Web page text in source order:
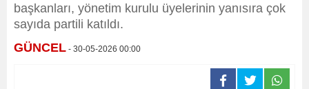
başkanları, yönetim kurulu üyelerinin yanısıra çok
sayıda partili katıldı.
GÜNCEL - 30-05-2026 00:00